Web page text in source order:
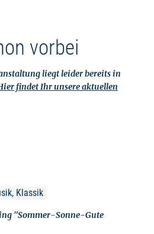
vorbei
liegt leider bereits in
findet Ihr unsere aktuellen
Klassik
"Sommer-Sonne-Gute